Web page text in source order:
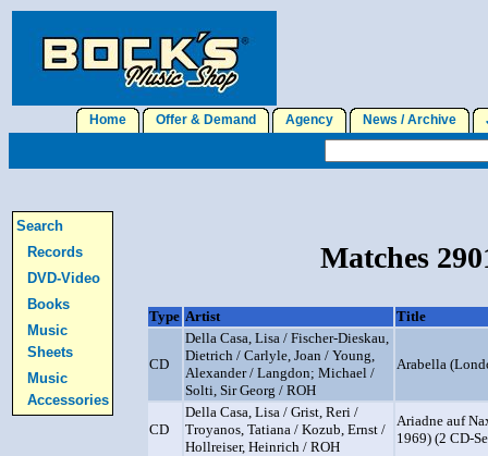
Home Offer & Demand Agency News / Archive
Search
Records
DVD-Video
Books
Music
Sheets
Music
Accessories
Matches
Type Artist Title
CD
Della Casa, Lisa / Fischer-Dieskau,
Dietrich / Carlyle, Joan / Young,
Alexander / Langdon; Michael /
Solti, Sir Georg / ROH
Arabella
CD
Della Casa, Lisa / Grist, Reri /
Troyanos, Tatiana / Kozub, Ernst /
Hollreiser, Heinrich / ROH
Ariadne auf
1969) (2 CD-